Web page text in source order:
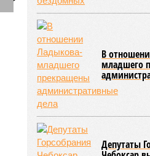
В
младшего
Депутаты